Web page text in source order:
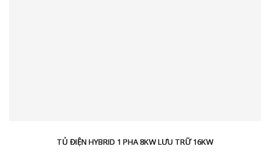
TỦ ĐIỆN HYBRID 1 PHA 8KW LƯU TRỮ 16KW